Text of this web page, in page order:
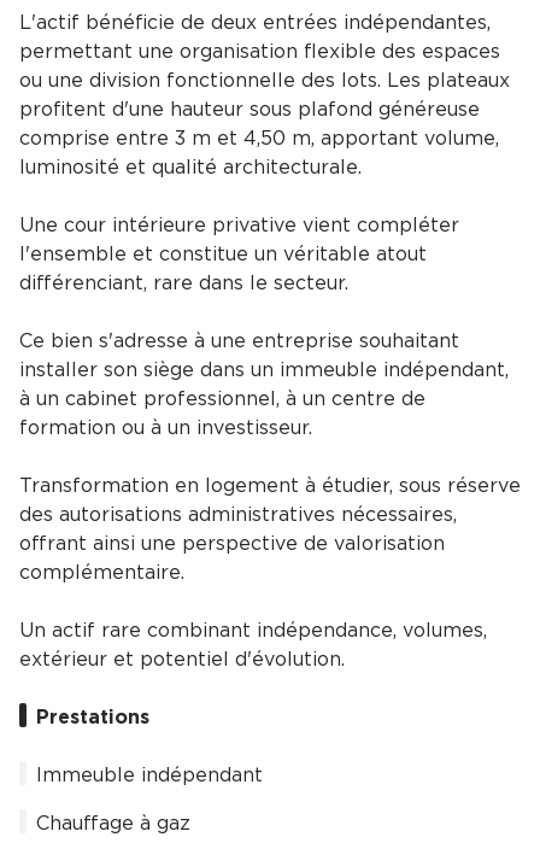
L'actif bénéficie de deux entrées indépendantes,
permettant une organisation flexible des espaces
ou une division fonctionnelle des lots. Les plateaux
profitent d'une hauteur sous plafond généreuse
comprise entre 3 m et 4,50 m, apportant volume,
luminosité et qualité architecturale.
Une cour intérieure privative vient compléter
l'ensemble et constitue un véritable atout
différenciant, rare dans le secteur.
Ce bien s'adresse à une entreprise souhaitant
installer son siège dans un immeuble indépendant,
à un cabinet professionnel, à un centre de
formation ou à un investisseur.
Transformation en logement à étudier, sous réserve
des autorisations administratives nécessaires,
offrant ainsi une perspective de valorisation
complémentaire.
Un actif rare combinant indépendance, volumes,
extérieur et potentiel d'évolution.
Prestations
Immeuble indépendant
Chauffage à gaz